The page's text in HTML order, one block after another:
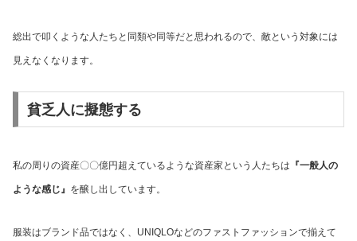
総出で叩くような人たちと同類や同等だと思われるので、敵という対象には
見えなくなります。
貧乏人に擬態する
私の周りの資産〇〇億円超えているような資産家という人たちは 『一般人の
ような感じ』 を醸し出しています。
服装はブランド品ではなく、UNIQLOなどのファストファッションで揃えて